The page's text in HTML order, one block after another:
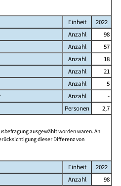
Einheit
2022
Anzahl
98
Anzahl
57
Anzahl
18
Anzahl
21
Anzahl
5
Anzahl
-
Personen
2,7
ausgewählt worden waren. An
dieser Differenz von
Einheit
2022
Anzahl
98